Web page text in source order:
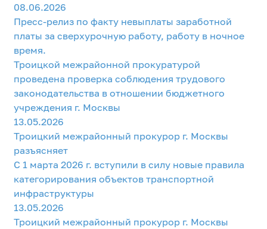
08.06.2026
Пресс-релиз по факту невыплаты заработной
платы за сверхурочную работу, работу в ночное
время.
Троицкой межрайонной прокуратурой
проведена проверка соблюдения трудового
законодательства в отношении бюджетного
учреждения г. Москвы
13.05.2026
Троицкий межрайонный прокурор г. Москвы
разъясняет
С 1 марта 2026 г. вступили в силу новые правила
категорирования объектов транспортной
инфраструктуры
13.05.2026
Троицкий межрайонный прокурор г. Москвы